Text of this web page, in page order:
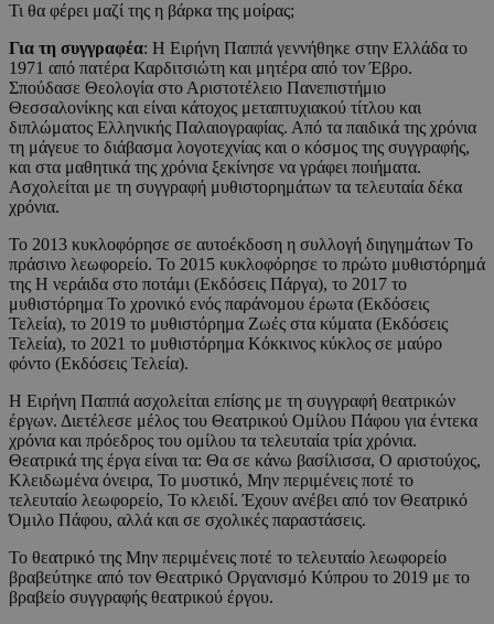
Τι θα φέρει μαζί της η βάρκα της μοίρας;
Για τη συγγραφέα: Η Ειρήνη Παππά γεννήθηκε στην Ελλάδα το
1971 από πατέρα Καρδιτσιώτη και μητέρα από τον Έβρο.
Σπούδασε Θεολογία στο Αριστοτέλειο Πανεπιστήμιο
Θεσσαλονίκης και είναι κάτοχος μεταπτυχιακού τίτλου και
διπλώματος Ελληνικής Παλαιογραφίας. Από τα παιδικά της χρόνια
τη μάγευε το διάβασμα λογοτεχνίας και ο κόσμος της συγγραφής,
και στα μαθητικά της χρόνια ξεκίνησε να γράφει ποιήματα.
Ασχολείται με τη συγγραφή μυθιστορημάτων τα τελευταία δέκα
χρόνια.
Το 2013 κυκλοφόρησε σε αυτοέκδοση η συλλογή διηγημάτων Το
πράσινο λεωφορείο. Το 2015 κυκλοφόρησε το πρώτο μυθιστόρημά
της Η νεράιδα στο ποτάμι (Εκδόσεις Πάργα), το 2017 το
μυθιστόρημα Το χρονικό ενός παράνομου έρωτα (Εκδόσεις
Τελεία), το 2019 το μυθιστόρημα Ζωές στα κύματα (Εκδόσεις
Τελεία), το 2021 το μυθιστόρημα Κόκκινος κύκλος σε μαύρο
φόντο (Εκδόσεις Τελεία).
Η Ειρήνη Παππά ασχολείται επίσης με τη συγγραφή θεατρικών
έργων. Διετέλεσε μέλος του Θεατρικού Ομίλου Πάφου για έντεκα
χρόνια και πρόεδρος του ομίλου τα τελευταία τρία χρόνια.
Θεατρικά της έργα είναι τα: Θα σε κάνω βασίλισσα, Ο αριστούχος,
Κλειδωμένα όνειρα, Το μυστικό, Μην περιμένεις ποτέ το
τελευταίο λεωφορείο, Το κλειδί. Έχουν ανέβει από τον Θεατρικό
Όμιλο Πάφου, αλλά και σε σχολικές παραστάσεις.
Το θεατρικό της Μην περιμένεις ποτέ το τελευταίο λεωφορείο
βραβεύτηκε από τον Θεατρικό Οργανισμό Κύπρου το 2019 με το
βραβείο συγγραφής θεατρικού έργου.